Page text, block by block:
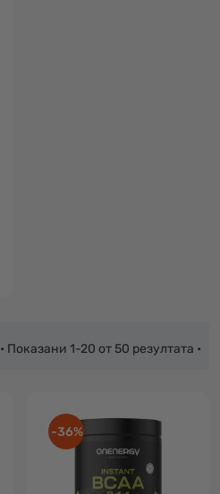
• Показани 1-20 от 50 резултата •
-36%